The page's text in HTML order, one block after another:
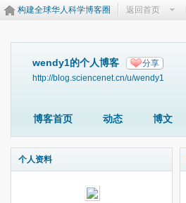
构建全球华人科学博客圈 返回首页
wendy1的个人博客 分享
http://blog.sciencenet.cn/u/wendy1
博客首页 动态 博文
个人资料